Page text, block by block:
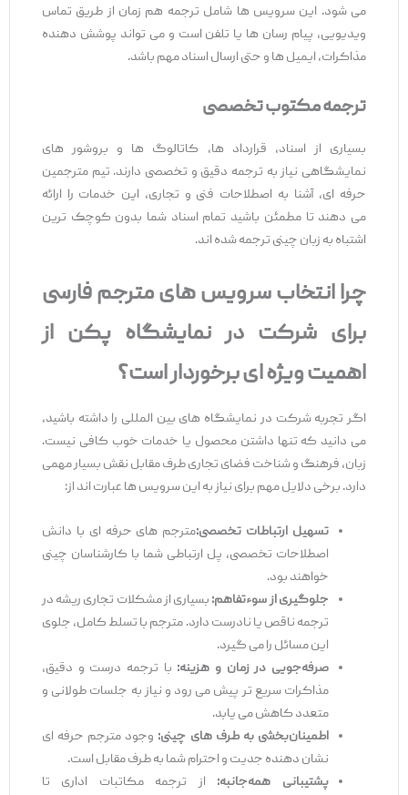
می ‌شود. این سرویس ‌ها شامل ترجمه هم‌ زمان از طریق تماس
ویدیویی، پیام ‌رسان‌ ها یا تلفن است و می ‌تواند پوشش‌ دهنده
مذاکرات، ایمیل ‌ها و حتی ارسال اسناد مهم باشد.
ترجمه مکتوب تخصصی
بسیاری از اسناد، قرارداد ها، کاتالوگ‌ ها و بروشور های
نمایشگاهی نیاز به ترجمه دقیق و تخصصی دارند. تیم مترجمین
حرفه ‌ای، آشنا به اصطلاحات فنی و تجاری، این خدمات را ارائه
می ‌دهند تا مطمئن باشید تمام اسناد شما بدون کوچک ‌ترین
اشتباه به زبان چینی ترجمه شده‌ اند.
چرا انتخاب سرویس ‌های مترجم فارسی
برای شرکت در نمایشگاه پکن از
اهمیت ویژه‌ای برخوردار است؟
اگر تجربه شرکت در نمایشگاه‌ های بین ‌المللی را داشته باشید،
می ‌دانید که تنها داشتن محصول یا خدمات خوب کافی نیست.
زبان، فرهنگ و شناخت فضای تجاری طرف مقابل نقش بسیار مهمی
دارد. برخی دلایل مهم برای نیاز به این سرویس ‌ها عبارت ‌اند از:
تسهیل ارتباطات تخصصی:مترجم ‌های حرفه ‌ای با دانش
اصطلاحات تخصصی، پل ارتباطی شما با کارشناسان چینی
خواهند بود.
جلوگیری از سوءتفاهم:بسیاری از مشکلات تجاری ریشه در
ترجمه ناقص یا نادرست دارد. مترجم با تسلط کامل، جلوی
این مسائل را می ‌گیرد.
صرفه‌جویی در زمان و هزینه:با ترجمه درست و دقیق،
مذاکرات سریع‌ تر پیش می ‌رود و نیاز به جلسات طولانی و
متعدد کاهش می ‌یابد.
اطمینان‌بخشی به طرف ‌های چینی:وجود مترجم حرفه ‌ای
نشان‌ دهنده جدیت و احترام شما به طرف مقابل است.
پشتیبانی همه‌جانبه:از ترجمه مکاتبات اداری تا